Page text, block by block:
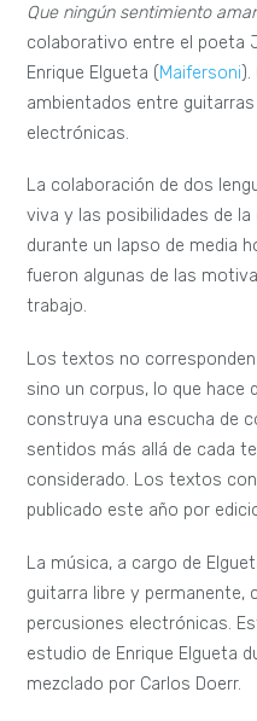
Que ningún sentimiento
colaborativo entre el poeta
Enrique Elgueta (Maifersoni
ambientados entre
electrónicas.
La colaboración de dos
viva y las posibilidades de
durante un lapso de media
fueron algunas de las
trabajo.
Los textos no
sino un corpus, lo que hace
construya una escucha de
sentidos más allá de cada
considerado. Los textos
publicado este año por
La música, a cargo de
guitarra libre y permanente,
percusiones electrónicas.
estudio de Enrique Elgueta
mezclado por Carlos Doerr.